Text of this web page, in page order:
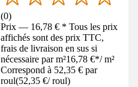
(0)
Prix — 16,78 € * Tous les prix
affichés sont des prix TTC,
frais de livraison en sus si
nécessaire par m²16,78 €*/ m²
Correspond à 52,35 € par
roul(52,35 €/ roul)